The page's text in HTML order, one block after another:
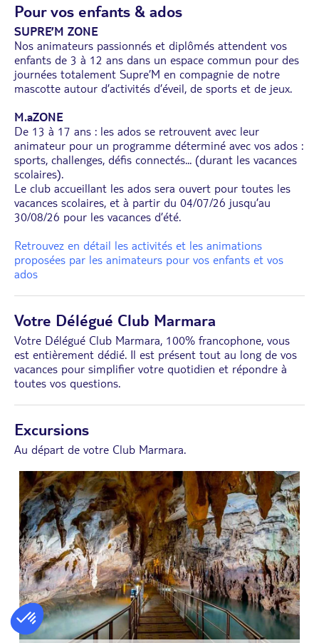
Pour vos enfants & ados
SUPRE’M ZONE
Nos animateurs passionnés et diplômés attendent vos
enfants de 3 à 12 ans dans un espace commun pour des
journées totalement Supre’M en compagnie de notre
mascotte autour d’activités d’éveil, de sports et de jeux.
M.aZONE
De 13 à 17 ans : les ados se retrouvent avec leur
animateur pour un programme déterminé avec vos ados :
sports, challenges, défis connectés... (durant les vacances
scolaires).
Le club accueillant les ados sera ouvert pour toutes les
vacances scolaires, et à partir du 04/07/26 jusqu’au
30/08/26 pour les vacances d’été.
Retrouvez en détail les activités et les animations
proposées par les animateurs pour vos enfants et vos
ados
Votre Délégué Club Marmara
Votre Délégué Club Marmara, 100% francophone, vous
est entièrement dédié. Il est présent tout au long de vos
vacances pour simplifier votre quotidien et répondre à
toutes vos questions.
Excursions
Au départ de votre Club Marmara.